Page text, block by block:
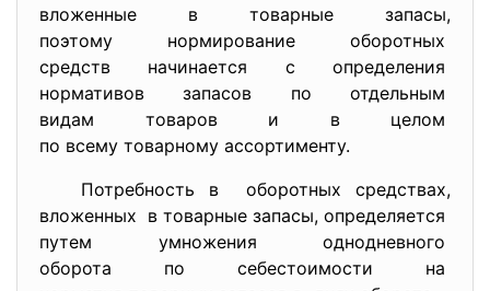
вложенные в товарные запасы,
поэтому нормирование оборотных
средств начинается с определения
нормативов запасов по отдельным
видам товаров и в целом
по всему товарному ассортименту.
Потребность в оборотных средствах,
вложенных в товарные запасы, определяется
путем умножения однодневного
оборота по себестоимости на